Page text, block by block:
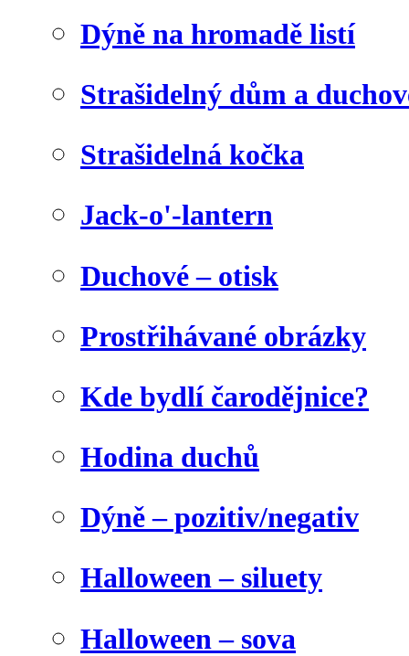
Dýně na hromadě listí
Strašidelný dům a
Strašidelná kočka
Jack-o'-lantern
Duchové – otisk
Prostřihávané obrázky
Kde bydlí čarodějnice?
Hodina duchů
Dýně – pozitiv/negativ
Halloween – siluety
Halloween – sova